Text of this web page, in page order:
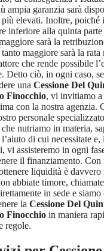
ampia garanzia sarà
elevati. Inoltre, poiché
inferiore alla quinta
sarà la
maggiore sarà la rata
che rende possibile
Detto ciò, in ogni caso,
una Cessione Del
Finocchio, vi invitiamo
con la nostra agenzia.
personale
che nutriamo in materia,
di cui necessitate e,
vi assisteremo in ogni
il finanziamento.
liquidità è davvero
abbiate timore,
in sede e siamo
la Cessione Del
Finocchio in maniera
regole.